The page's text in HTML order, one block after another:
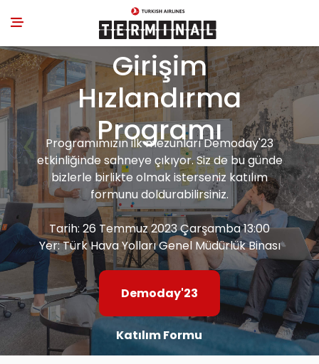
Girişim
Hızlandırma
Programı
Programımızın ilk mezunları Demoday'23
etkinliğinde sahneye çıkıyor. Siz de bu günde
bizlerle birlikte olmak isterseniz katılım
formunu doldurabilirsiniz.
Tarih: 26 Temmuz 2023 Çarşamba 13:00
Yer: Türk Hava Yolları Genel Müdürlük Binası
Demoday'23
Katılım Formu